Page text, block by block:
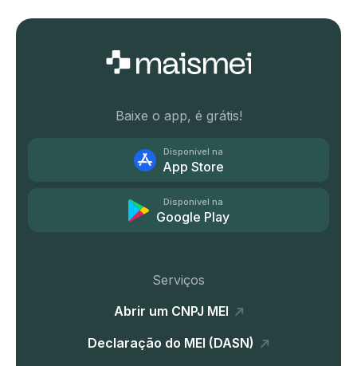
Baixe o app, é grátis!
Disponível na
App Store
Disponível na
Google Play
Serviços
Abrir um CNPJ MEI
Declaração do MEI (DASN)